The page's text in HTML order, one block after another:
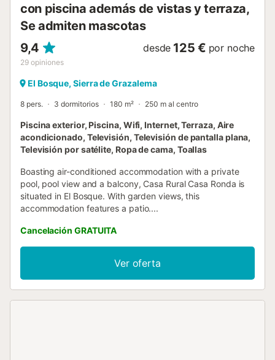
con piscina además de vistas y terraza,
Se admiten mascotas
9,4
29 opiniones
desde 125 € por noche
El Bosque, Sierra de Grazalema
8 pers. 3 dormitorios 180 m² 250 m al centro
Piscina exterior, Piscina, Wifi, Internet, Terraza, Aire
acondicionado, Televisión, Televisión de pantalla plana,
Televisión por satélite, Ropa de cama, Toallas
Boasting air-conditioned accommodation with a private
pool, pool view and a balcony, Casa Rural Casa Ronda is
situated in El Bosque. With garden views, this
accommodation features a patio....
Cancelación GRATUITA
Ver oferta